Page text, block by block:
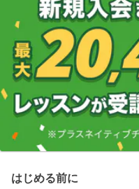
はじめる前に